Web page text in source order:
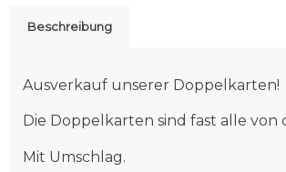
Beschreibung
Ausverkauf unserer Doppelkarten!
Die Doppelkarten sind fast alle von
Mit Umschlag.